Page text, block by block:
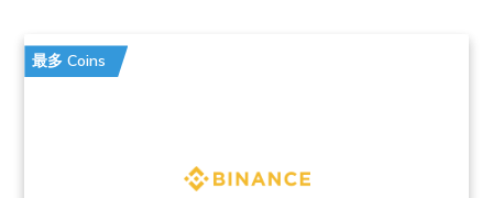
最多 Coins